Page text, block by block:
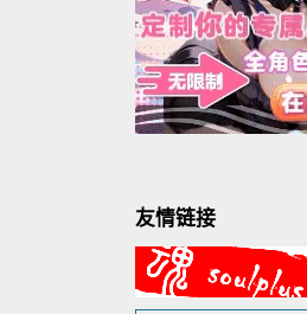
友情链接